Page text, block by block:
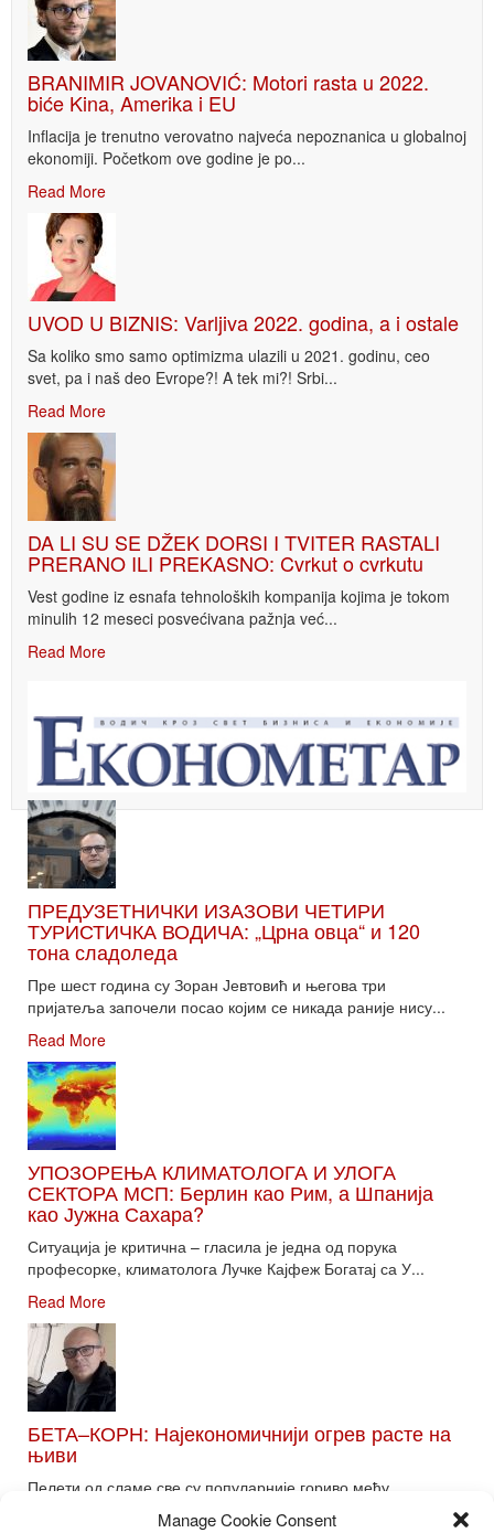
Manage Cookie Consent
BRANIMIR JOVANOVIĆ: Motori rasta u 2022.
biće Kina, Amerika i EU
Inflacija je trenutno verovatno najveća nepoznanica u globalnoj
ekonomiji. Početkom ove godine je po...
Read More
UVOD U BIZNIS: Varljiva 2022. godina, a i ostale
Sa koliko smo samo optimizma ulazili u 2021. godinu, ceo
svet, pa i naš deo Evrope?! A tek mi?! Srbi...
Read More
DA LI SU SE DŽEK DORSI I TVITER RASTALI
PRERANO ILI PREKASNO: Cvrkut o cvrkutu
Vest godine iz esnafa tehnoloških kompanija kojima je tokom
minulih 12 meseci posvećivana pažnja već...
Read More
ПРЕДУЗЕТНИЧКИ ИЗАЗОВИ ЧЕТИРИ
ТУРИСТИЧКА ВОДИЧА: „Црна овца“ и 120
тона сладоледа
Пре шест година су Зоран Јевтовић и његова три
пријатеља започели посао којим се никада раније нису...
Read More
УПОЗОРЕЊА КЛИМАТОЛОГА И УЛОГА
СЕКТОРА МСП: Берлин као Рим, а Шпанија
као Јужна Сахара?
Ситуација је критична – гласила је једна од порука
професорке, климатолога Лучке Кајфеж Богатај са У...
Read More
БЕТА–КОРН: Најекономичнији огрев расте на
њиви
Пелети од сламе све су популарније гориво међу
потрошачима. Главне препреке већoj производњи овог ог...